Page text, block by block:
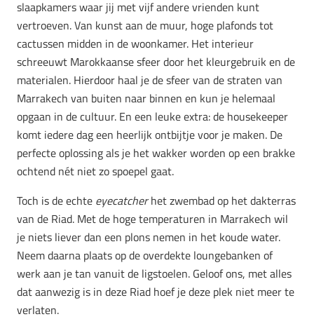
slaapkamers waar jij met vijf andere vrienden kunt
vertroeven. Van kunst aan de muur, hoge plafonds tot
cactussen midden in de woonkamer. Het interieur
schreeuwt Marokkaanse sfeer door het kleurgebruik en de
materialen. Hierdoor haal je de sfeer van de straten van
Marrakech van buiten naar binnen en kun je helemaal
opgaan in de cultuur. En een leuke extra: de housekeeper
komt iedere dag een heerlijk ontbijtje voor je maken. De
perfecte oplossing als je het wakker worden op een brakke
ochtend nét niet zo spoepel gaat.
Toch is de echte eyecatcherhet zwembad op het dakterras
van de Riad. Met de hoge temperaturen in Marrakech wil
je niets liever dan een plons nemen in het koude water.
Neem daarna plaats op de overdekte loungebanken of
werk aan je tan vanuit de ligstoelen. Geloof ons, met alles
dat aanwezig is in deze Riad hoef je deze plek niet meer te
verlaten.